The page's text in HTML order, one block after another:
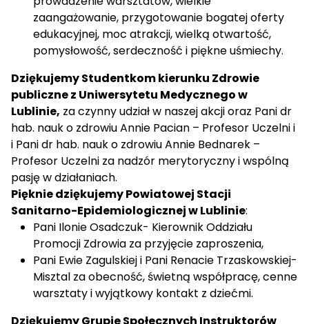
zaangażowanie, przygotowanie bogatej oferty
edukacyjnej, moc atrakcji, wielką otwartość,
pomysłowość, serdeczność i piękne uśmiechy.
Dziękujemy Studentkom kierunku Zdrowie
publiczne z Uniwersytetu Medycznego w
Lublinie, za czynny udział w naszej akcji oraz Pani dr
hab. nauk o zdrowiu Annie Pacian – Profesor Uczelni i
i Pani dr hab. nauk o zdrowiu Annie Bednarek –
Profesor Uczelni za nadzór merytoryczny i wspólną
pasję w działaniach.
Pięknie dziękujemy Powiatowej Stacji
Sanitarno-Epidemiologicznej w Lublinie:
Pani Ilonie Osadczuk- Kierownik Oddziału
Promocji Zdrowia za przyjęcie zaproszenia,
Pani Ewie Zagulskiej i Pani Renacie Trzaskowskiej-
Misztal za obecność, świetną współpracę, cenne
warsztaty i wyjątkowy kontakt z dziećmi.
Dziękujemy Grupie Społecznych Instruktorów